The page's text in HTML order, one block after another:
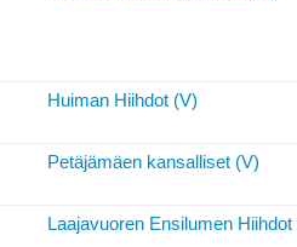
Huiman Hiihdot (V)
Petäjämäen kansalliset (V)
Laajavuoren Ensilumen Hiihdot